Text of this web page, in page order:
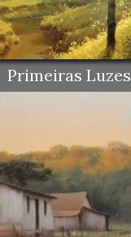
Primeiras Luzes